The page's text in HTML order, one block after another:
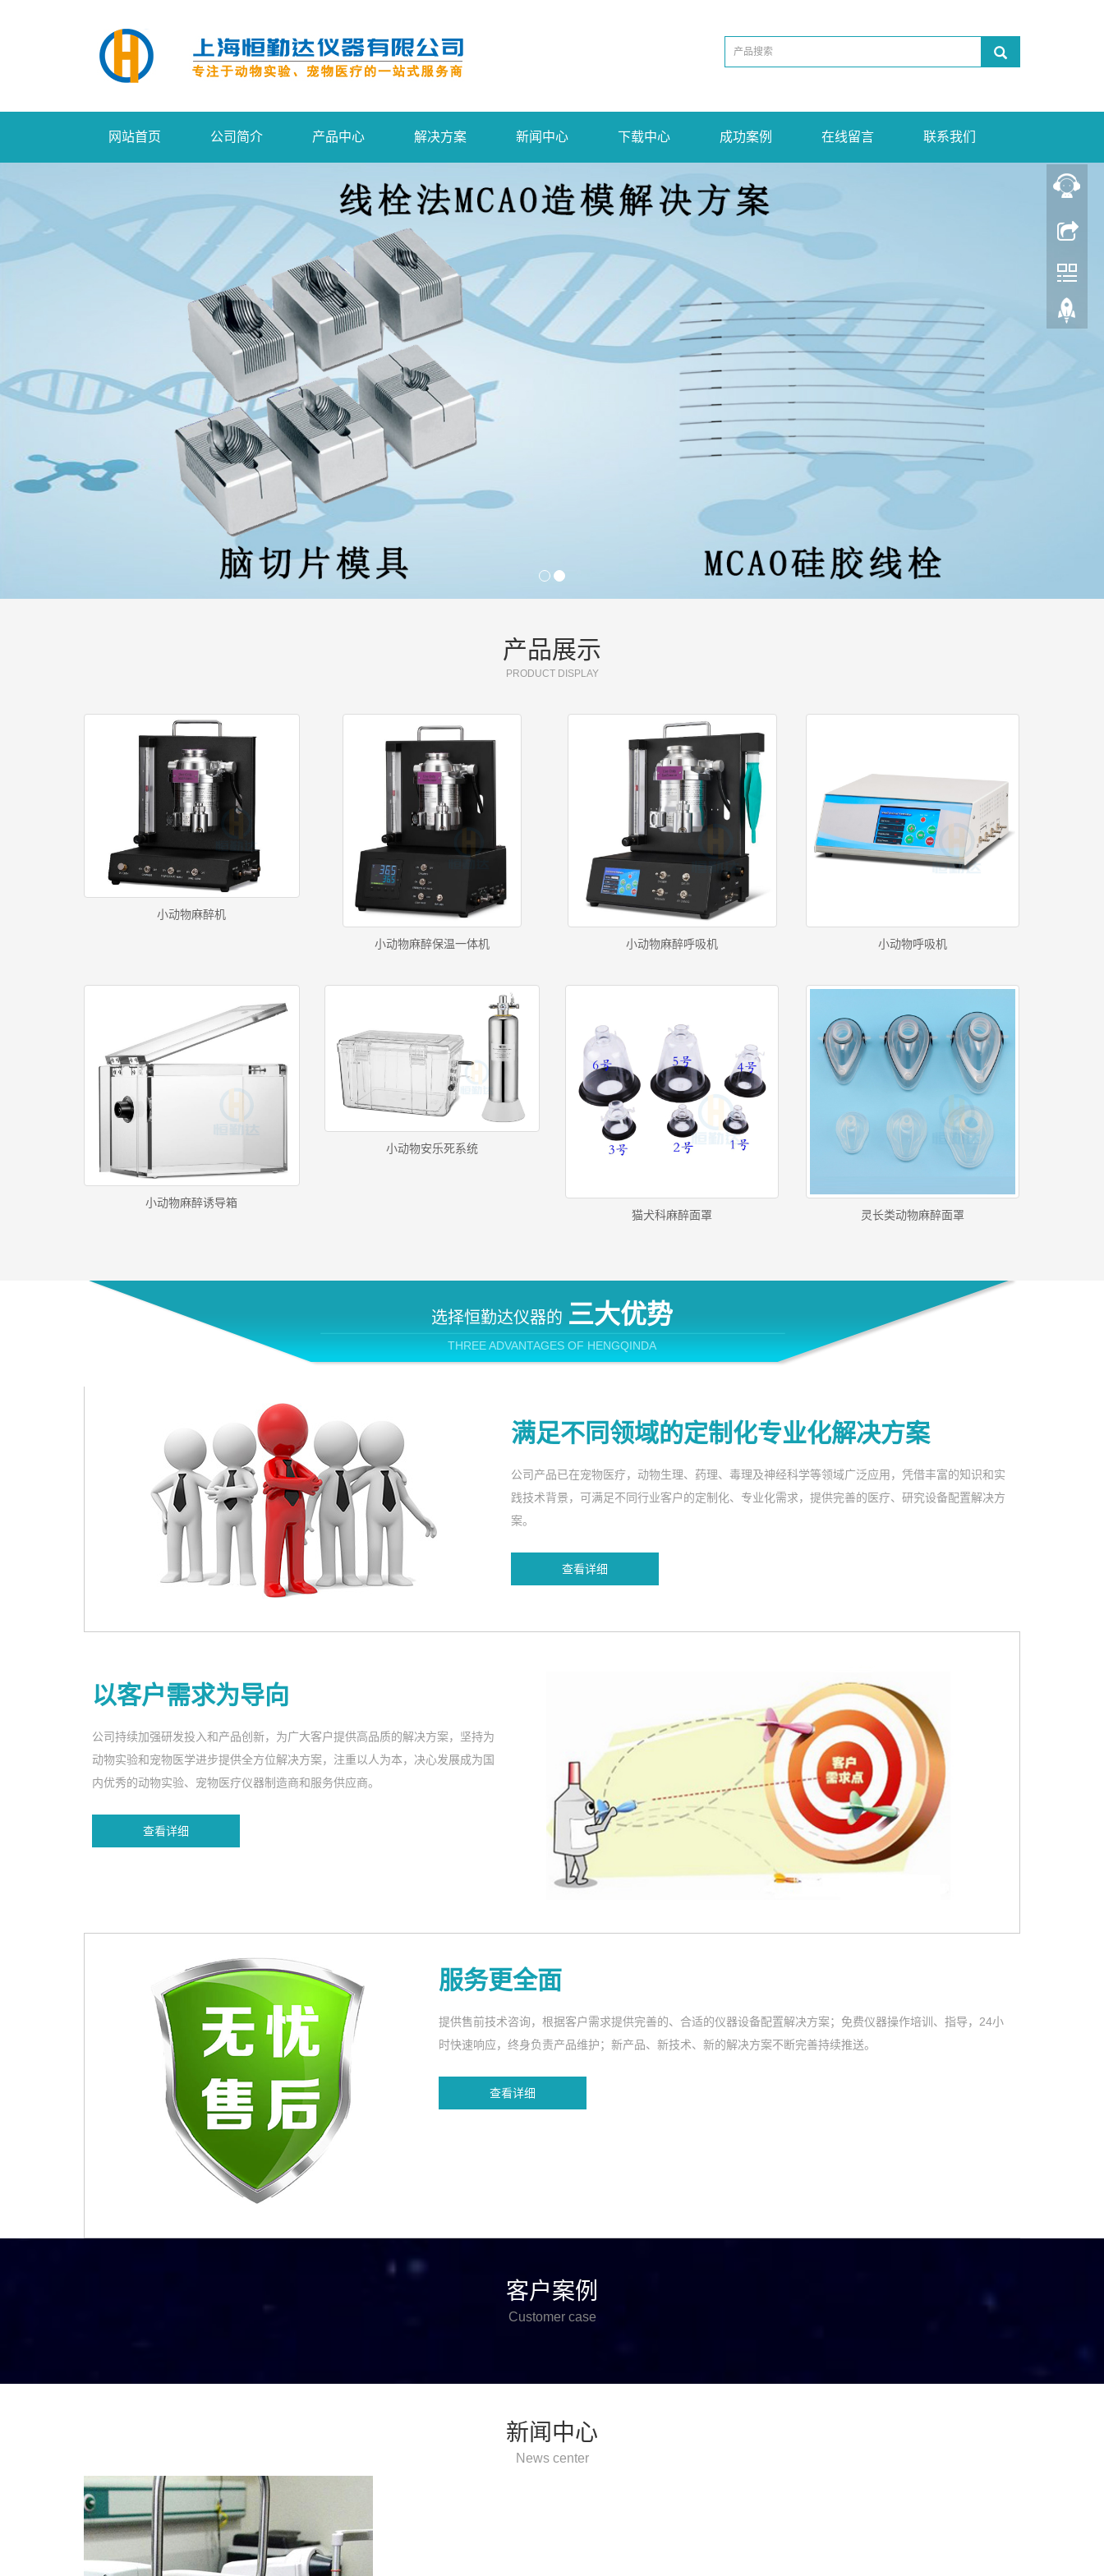
网站首页 公司简介 产品中心 解决方案 新闻中心 下载中心 成功案例 在线留言 联系我们
产品展示
PRODUCT DISPLAY
小动物麻醉机
小动物麻醉保温一体机 小动物麻醉呼吸机 小动物呼吸机
小动物麻醉诱导箱
小动物安乐死系统
猫犬科麻醉面罩 灵长类动物麻醉面罩
选择恒勤达仪器的 三大优势
THREE ADVANTAGES OF HENGQINDA
满足不同领域的定制化专业化解决方案
公司产品已在宠物医疗，动物生理、药理、毒理及神经科学等领域广泛应用，凭借丰富的知识和实
践技术背景，可满足不同行业客户的定制化、专业化需求，提供完善的医疗、研究设备配置解决方
案。
查看详细
以客户需求为导向
公司持续加强研发投入和产品创新，为广大客户提供高品质的解决方案，坚持为
动物实验和宠物医学进步提供全方位解决方案，注重以人为本，决心发展成为国
内优秀的动物实验、宠物医疗仪器制造商和服务供应商。
查看详细
服务更全面
提供售前技术咨询，根据客户需求提供完善的、合适的仪器设备配置解决方案；免费仪器操作培训、指导，24小
时快速响应，终身负责产品维护；新产品、新技术、新的解决方案不断完善持续推送。
查看详细
客户案例
Customer case
新闻中心
News center